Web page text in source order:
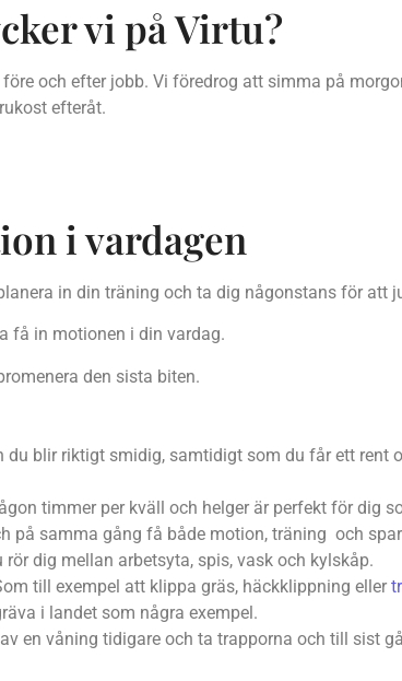
vi på Virtu?
och efter jobb. Vi föredrog att simma på
efteråt.
i vardagen
in din träning och ta dig någonstans för att
få in motionen i din vardag.
den sista biten.
blir riktigt smidig, samtidigt som du får ett rent
timmer per kväll och helger är perfekt för dig
på samma gång få både motion, träning och
dig mellan arbetsyta, spis, vask och kylskåp.
till exempel att klippa gräs, häckklippning eller
i landet som några exempel.
en våning tidigare och ta trapporna och till sist